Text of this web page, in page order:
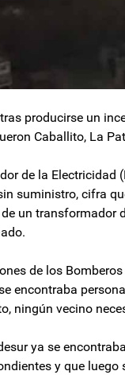
producirse un
Caballito, La
de la Electricidad
suministro, cifra
un transformador
de los
encontraba
ningún vecino
ya se
y que luego